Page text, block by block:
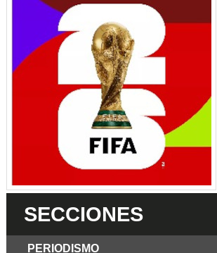
SECCIONES
PERIODISMO